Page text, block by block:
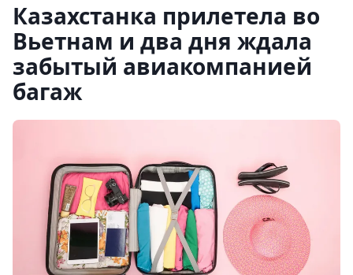
Казахстанка прилетела во
Вьетнам и два дня ждала
забытый авиакомпанией
багаж